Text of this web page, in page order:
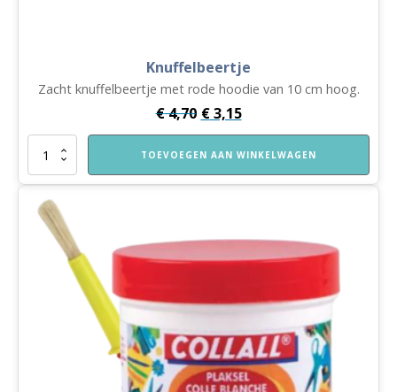
Knuffelbeertje
Zacht knuffelbeertje met rode hoodie van 10 cm hoog.
€4,70 €3,15
Knuffelbeertje
TOEVOEGEN AAN WINKELWAGEN